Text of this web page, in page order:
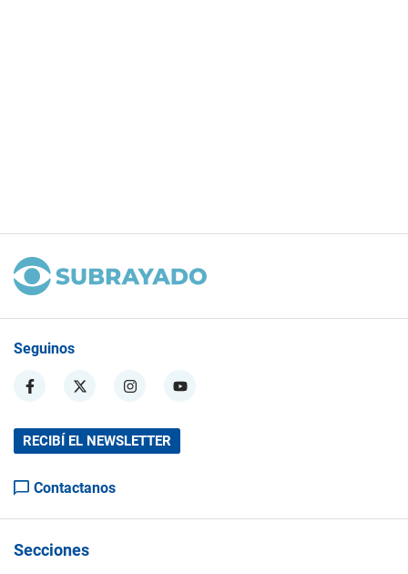
Seguinos
RECIBÍ EL NEWSLETTER
Contactanos
Secciones